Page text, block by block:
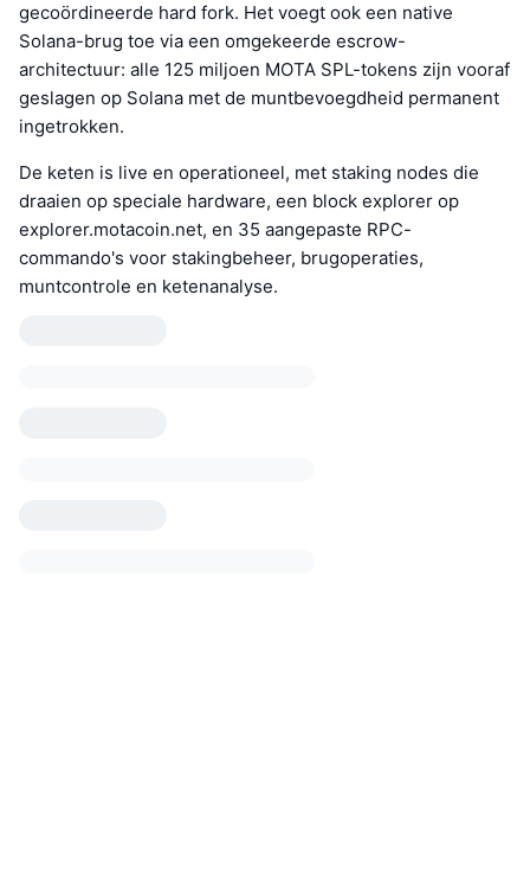
gecoördineerde hard fork. Het voegt ook een native
Solana-brug toe via een omgekeerde escrow-
architectuur: alle 125 miljoen MOTA SPL-tokens zijn vooraf
geslagen op Solana met de muntbevoegdheid permanent
ingetrokken.
De keten is live en operationeel, met staking nodes die
draaien op speciale hardware, een block explorer op
explorer.motacoin.net, en 35 aangepaste RPC-
commando's voor stakingbeheer, brugoperaties,
muntcontrole en ketenanalyse.